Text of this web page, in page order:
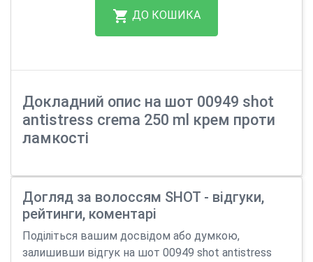
ДО КОШИКА
Докладний опис на шот 00949 shot
antistress crema 250 ml крем проти
ламкості
Догляд за волоссям SHOT - відгуки,
рейтинги, коментарі
Поділіться вашим досвідом або думкою,
залишивши відгук на шот 00949 shot antistress